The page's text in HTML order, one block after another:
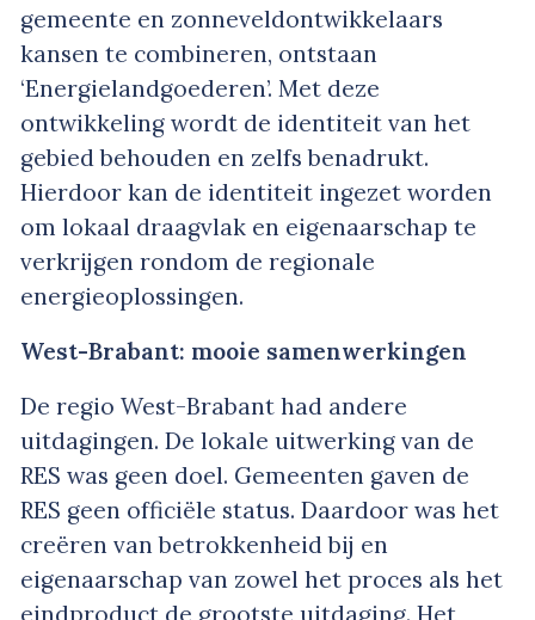
gemeente en zonneveldontwikkelaars
kansen te combineren, ontstaan
‘Energielandgoederen’. Met deze
ontwikkeling wordt de identiteit van het
gebied behouden en zelfs benadrukt.
Hierdoor kan de identiteit ingezet worden
om lokaal draagvlak en eigenaarschap te
verkrijgen rondom de regionale
energieoplossingen.
West-Brabant: mooie samenwerkingen
De regio West-Brabant had andere
uitdagingen. De lokale uitwerking van de
RES was geen doel. Gemeenten gaven de
RES geen officiële status. Daardoor was het
creëren van betrokkenheid bij en
eigenaarschap van zowel het proces als het
eindproduct de grootste uitdaging. Het